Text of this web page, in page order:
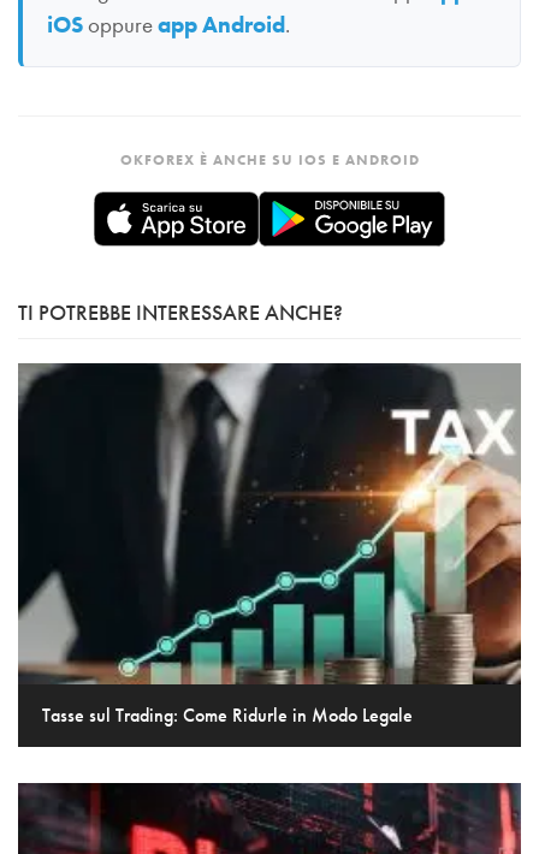
iOSoppureapp Android.
OKFOREX È ANCHE SU IOS E ANDROID
TI POTREBBE INTERESSARE ANCHE?
Tasse sul Trading: Come Ridurle in Modo Legale